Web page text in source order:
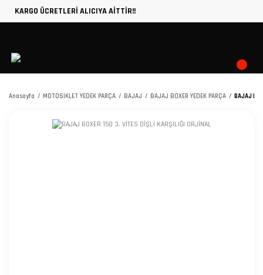
KARGO ÜCRETLERİ ALICIYA AİTTİR!!
Anasayfa MOTOSİKLET YEDEK PARÇA BAJAJ BAJAJ BOXER YEDEK PARÇA BAJAJ